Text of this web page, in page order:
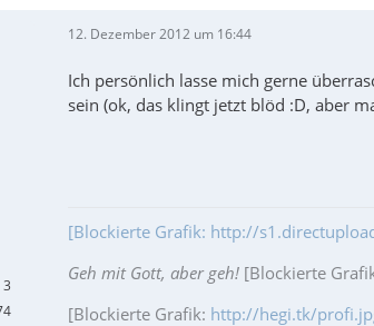
3
12. Dezember 2012 um 16:44
Ich persönlich lasse mich gerne
sein (ok, das klingt jetzt blöd :D, aber
[Blockierte Grafik: http://
Geh mit Gott, aber geh! [Blockierte
[Blockierte Grafik: http://hegi.tk/